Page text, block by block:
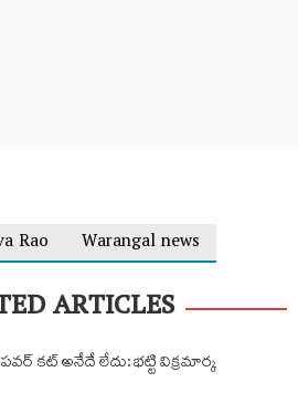
Rao
Warangal news
ARTICLES
కట్ అనేదే లేదు: భట్టి విక్రమార్క